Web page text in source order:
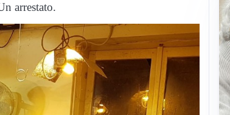
arrestato.